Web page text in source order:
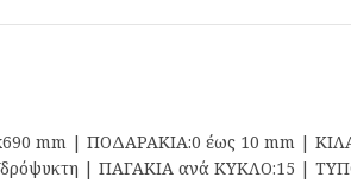
mm | ΠΟΔΑΡΑΚΙΑ:0 έως 10 mm |
| ΠΑΓΑΚΙΑ ανά ΚΥΚΛΟ:15 |